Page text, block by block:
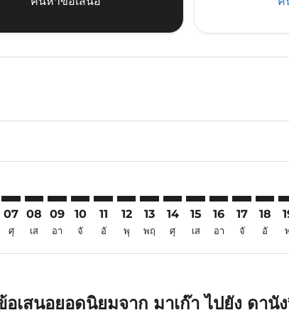
07
ศุ
08
เส
09
อา
10
จั
11
อั
12
พุ
13
พฤ
14
ศุ
15
เส
16
อา
17
จั
18
อั
อเสนอยอดนิยมจาก มาเก๊า ไปยัง ดานั